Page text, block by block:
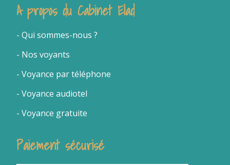
A propos du Cabinet Elad
- Qui sommes-nous ?
- Nos voyants
-Voyance par téléphone
- Voyance audiotel
- Voyance gratuite
Paiement sécurisé